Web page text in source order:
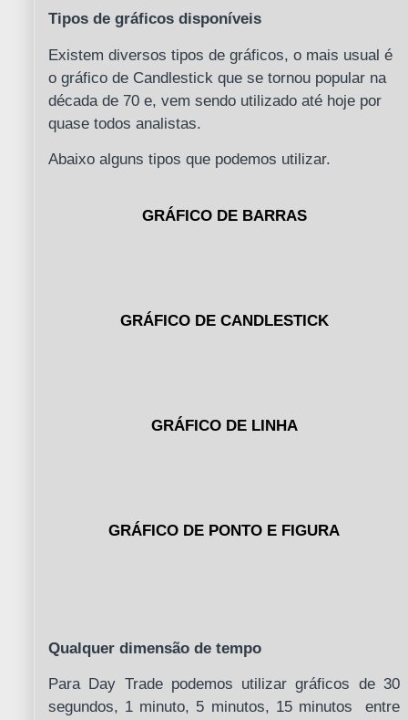
Tipos de gráficos disponíveis
Existem diversos tipos de gráficos, o mais usual é
o gráfico de Candlestick que se tornou popular na
década de 70 e, vem sendo utilizado até hoje por
quase todos analistas.
Abaixo alguns tipos que podemos utilizar.
GRÁFICO DE BARRAS
GRÁFICO DE CANDLESTICK
GRÁFICO DE LINHA
GRÁFICO DE PONTO E FIGURA
Qualquer dimensão de tempo
Para Day Trade podemos utilizar gráficos de 30
segundos, 1 minuto, 5 minutos, 15 minutos entre